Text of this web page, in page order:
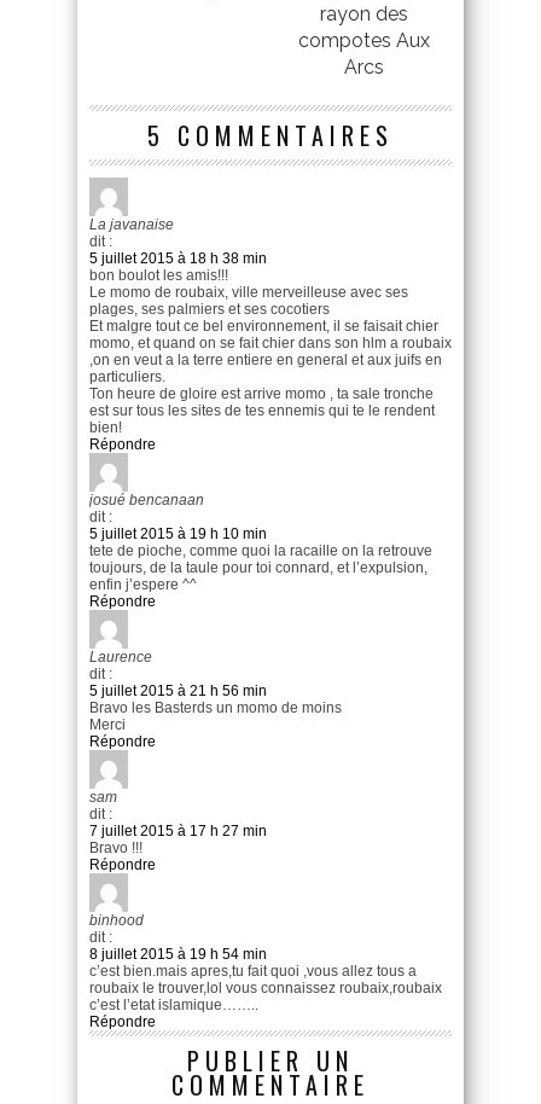
rayon des
compotes Aux
Arcs
5 COMMENTAIRES
La javanaise
dit :
5 juillet 2015 à 18 h 38 min
bon boulot les amis!!!
Le momo de roubaix, ville merveilleuse avec ses
plages, ses palmiers et ses cocotiers
Et malgre tout ce bel environnement, il se faisait chier
momo, et quand on se fait chier dans son hlm a roubaix
,on en veut a la terre entiere en general et aux juifs en
particuliers.
Ton heure de gloire est arrive momo , ta sale tronche
est sur tous les sites de tes ennemis qui te le rendent
bien!
Répondre
josué bencanaan
dit :
5 juillet 2015 à 19 h 10 min
tete de pioche, comme quoi la racaille on la retrouve
toujours, de la taule pour toi connard, et l’expulsion,
enfin j’espere ^^
Répondre
Laurence
dit :
5 juillet 2015 à 21 h 56 min
Bravo les Basterds un momo de moins
Merci
Répondre
sam
dit :
7 juillet 2015 à 17 h 27 min
Bravo !!!
Répondre
binhood
dit :
8 juillet 2015 à 19 h 54 min
c’est bien.mais apres,tu fait quoi ,vous allez tous a
roubaix le trouver,lol vous connaissez roubaix,roubaix
c’est l’etat islamique……..
Répondre
PUBLIER UN
COMMENTAIRE